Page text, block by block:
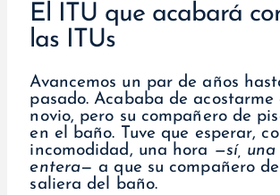
El ITU que acabará
las ITUs
Avancemos un par de años
pasado. Acababa de acostarme
novio, pero su compañero de
en el baño. Tuve que esperar,
incomodidad, una hora —sí,
entera— a que su compañero
saliera del baño.